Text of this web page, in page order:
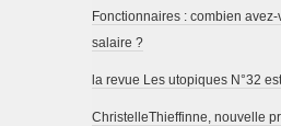
Fonctionnaires : combien
salaire ?
la revue Les utopiques N°32
ChristelleThieffinne, nouvelle